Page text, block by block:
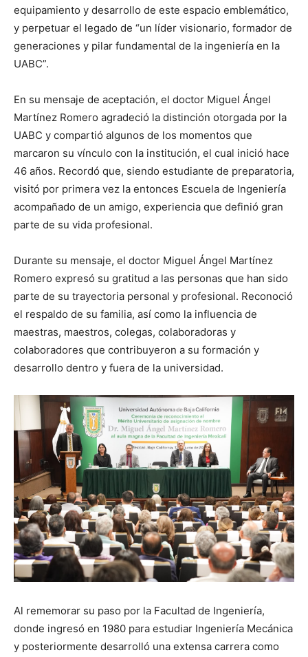
equipamiento y desarrollo de este espacio emblemático,
y perpetuar el legado de “un líder visionario, formador de
generaciones y pilar fundamental de la ingeniería en la
UABC”.
En su mensaje de aceptación, el doctor Miguel Ángel
Martínez Romero agradeció la distinción otorgada por la
UABC y compartió algunos de los momentos que
marcaron su vínculo con la institución, el cual inició hace
46 años. Recordó que, siendo estudiante de preparatoria,
visitó por primera vez la entonces Escuela de Ingeniería
acompañado de un amigo, experiencia que definió gran
parte de su vida profesional.
Durante su mensaje, el doctor Miguel Ángel Martínez
Romero expresó su gratitud a las personas que han sido
parte de su trayectoria personal y profesional. Reconoció
el respaldo de su familia, así como la influencia de
maestras, maestros, colegas, colaboradoras y
colaboradores que contribuyeron a su formación y
desarrollo dentro y fuera de la universidad.
Al rememorar su paso por la Facultad de Ingeniería,
donde ingresó en 1980 para estudiar Ingeniería Mecánica
y posteriormente desarrolló una extensa carrera como